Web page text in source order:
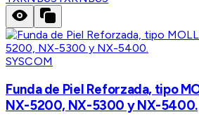
SYSCOM
Funda de Piel Reforzada, tipo
NX-5200, NX-5300 y NX-5400.